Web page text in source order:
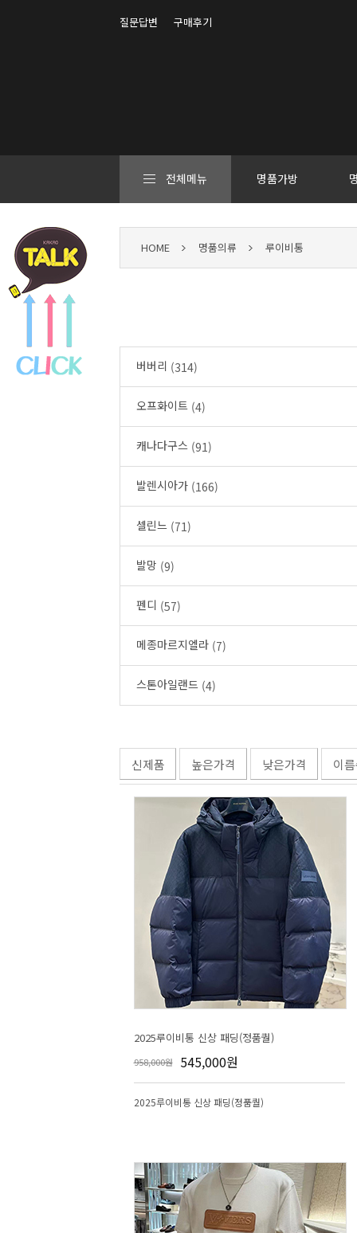
질문답변 구매후기
전체메뉴 명품가방
HOME 명품의류 루이비통
버버리 (314)
오프화이트 (4)
캐나다구스 (91)
발렌시아가 (166)
셀린느 (71)
발망 (9)
펜디 (57)
메종마르지엘라 (7)
스톤아일랜드 (4)
신제품 높은가격 낮은가격 이
2025루이비통 신상 패딩(정품퀄)
958,000원 545,000원
2025루이비통 신상 패딩(정품퀄)